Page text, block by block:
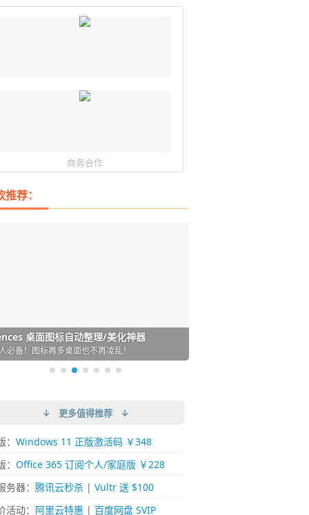
商务合作
荐：
必备的下载神器
的 Windows 平台下载工具
6 Pro 搜索神器
回不去！大幅提高 Windows 文件搜索效率
桌面图标自动整理/美化神器
必备！图标再多桌面也不再凌乱！
Desktop 虚拟机
上流畅运行 Windows (支持 M 芯片)
下载网络视频的神器 (Mac)
下视频，超简单好用！谁用谁知道
- 极简好用的 Markdown 编辑器
写作体验！跨平台支持 Win / Mac
↓ 更多值得推荐 ↓
Windows 11 正版激活码 ￥348
Office 365 订阅个人/家庭版 ￥228
务器： 腾讯云秒杀| Vultr 送 $100
活动： 阿里云特惠 | 百度网盘 SVIP